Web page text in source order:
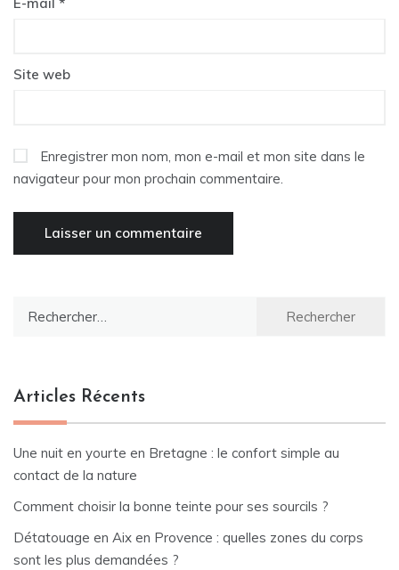
Site web
Enregistrer mon nom, mon e-mail et mon site dans le
navigateur pour mon prochain commentaire.
Articles Récents
Une nuit en yourte en Bretagne : le confort simple au
contact de la nature
Comment choisir la bonne teinte pour ses sourcils ?
Détatouage en Aix en Provence : quelles zones du corps
sont les plus demandées ?